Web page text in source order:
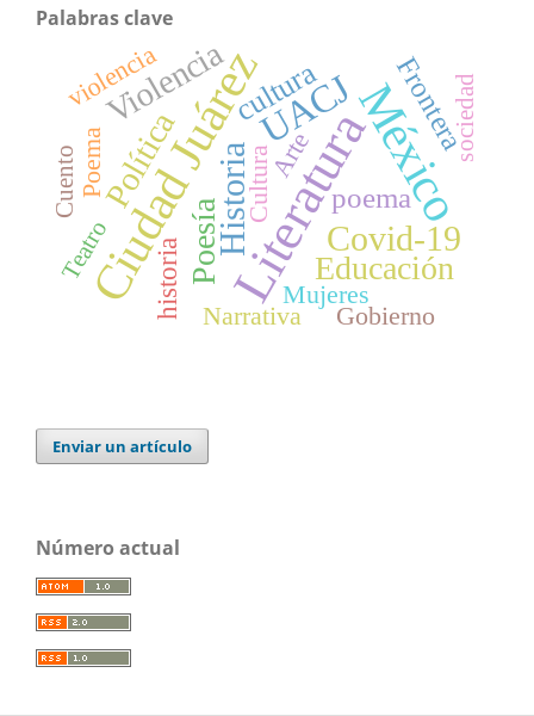
Palabras clave
Literatura
Ciudad Juárez México
UACJ
Historia Covid-19
Poesía
Violencia
Educación
Política
cultura
poema
Frontera
historia
Cultura
Poema Arte
violencia
Mujeres
Gobierno
Narrativa
sociedad
Teatro
Cuento
Enviar un artículo
Número actual